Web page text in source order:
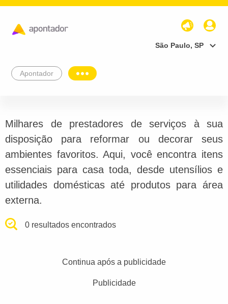
São Paulo, SP
Apontador
Milhares de prestadores de serviços à sua
disposição para reformar ou decorar seus
ambientes favoritos. Aqui, você encontra itens
essenciais para casa toda, desde utensílios e
utilidades domésticas até produtos para área
externa.
0 resultados encontrados
Continua após a publicidade
Publicidade